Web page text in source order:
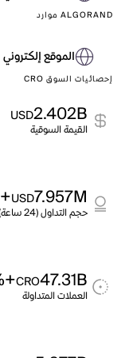
ALGORAND موارد
الموقع إلكتروني
إحصائيات السوق CRO
2.402B
USD
القيمة السوقية
7.957M
USD
+126.98%
حجم التداول (24 ساعة)
47.31B
CRO
+47.31%
العملات المتداولة